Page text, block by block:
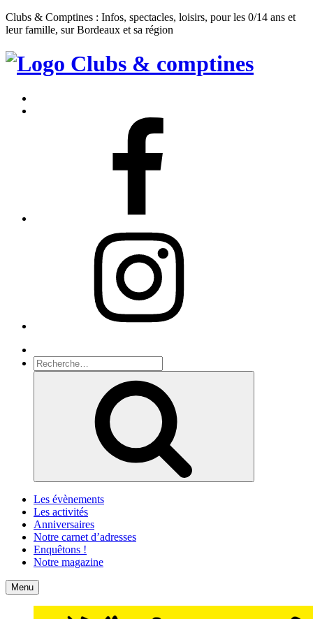
Clubs & Comptines : Infos, spectacles, loisirs, pour les 0/14 ans et
leur famille, sur Bordeaux et sa région
Clubs
Comptines
Recherche
pour
Les évènements
Les activités
Anniversaires
Notre carnet d’adresses
Enquêtons !
Notre magazine
Accueil
Menu Contact